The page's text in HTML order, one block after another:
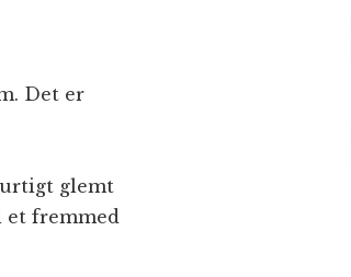
Det er
glemt
et fremmed